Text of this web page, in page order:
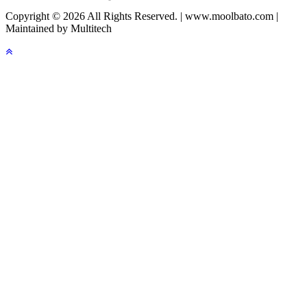
Copyright © 2026 All Rights Reserved. | www.moolbato.com |
Maintained by Multitech